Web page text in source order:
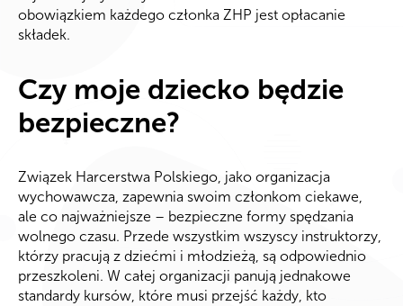
obowiązkiem każdego członka ZHP jest opłacanie
składek.
Czy moje dziecko będzie
bezpieczne?
Związek Harcerstwa Polskiego, jako organizacja
wychowawcza, zapewnia swoim członkom ciekawe,
ale co najważniejsze – bezpieczne formy spędzania
wolnego czasu. Przede wszystkim wszyscy instruktorzy,
którzy pracują z dziećmi i młodzieżą, są odpowiednio
przeszkoleni. W całej organizacji panują jednakowe
standardy kursów, które musi przejść każdy, kto